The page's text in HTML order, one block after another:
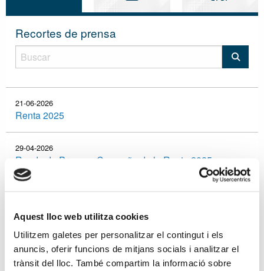
Aquest lloc web utilitza cookies
Utilitzem galetes per personalitzar el contingut i els
anuncis, oferir funcions de mitjans socials i analitzar el
trànsit del lloc. També compartim la informació sobre
Recortes de prensa
21-06-2026
Renta 2025
29-04-2026
Rueda de Prensa - Campaña de la Renta 2025
08-12-2025
aclare su aplazamiento
25-11-2025
30 Jornadas Tributarias